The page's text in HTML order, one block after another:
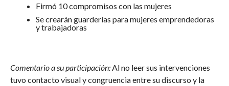
Firmó 10 compromisos con las mujeres
Se crearán guarderías para mujeres emprendedoras
y trabajadoras
Comentario a su participación: Al no leer sus intervenciones
tuvo contacto visual y congruencia entre su discurso y la